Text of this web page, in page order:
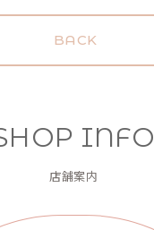
BACK
INFO
店舗案内